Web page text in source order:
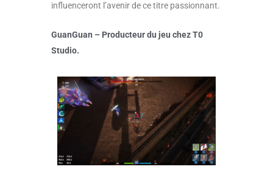
influenceront l’avenir de ce titre passionnant.
GuanGuan – Producteur du jeu chez T0
Studio.